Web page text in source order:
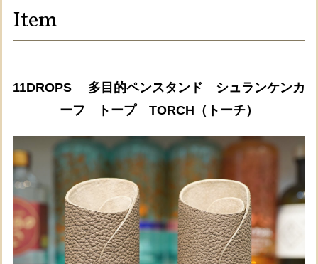
Item
11DROPS 多目的ペンスタンド シュランケンカ
ーフ トープ TORCH（トーチ）